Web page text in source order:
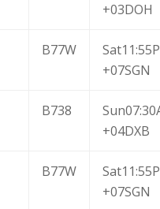
+03DOH
B77W
+07SGN
B738
+04DXB
B77W
+07SGN